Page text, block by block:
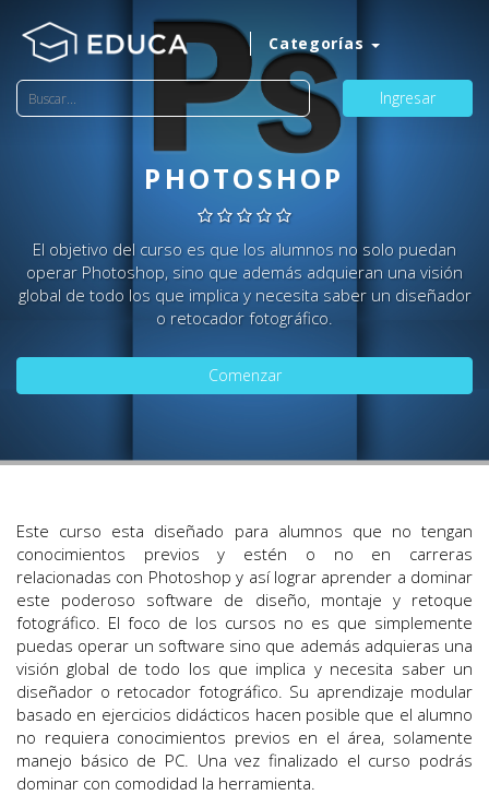
Categorías
Ingresar
PHOTOSHOP
El objetivo del curso es que los alumnos no solo puedan
operar Photoshop, sino que además adquieran una visión
global de todo los que implica y necesita saber un diseñador
o retocador fotográfico.
Comenzar
Este curso esta diseñado para alumnos que no tengan
conocimientos previos y estén o no en carreras
relacionadas con Photoshop y así lograr aprender a dominar
este poderoso software de diseño, montaje y retoque
fotográfico. El foco de los cursos no es que simplemente
puedas operar un software sino que además adquieras una
visión global de todo los que implica y necesita saber un
diseñador o retocador fotográfico. Su aprendizaje modular
basado en ejercicios didácticos hacen posible que el alumno
no requiera conocimientos previos en el área, solamente
manejo básico de PC. Una vez finalizado el curso podrás
dominar con comodidad la herramienta.